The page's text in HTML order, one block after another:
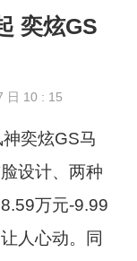
奕炫GS
日 10 : 15
奕炫GS马
设计、两种
万元-9.99
人心动。同